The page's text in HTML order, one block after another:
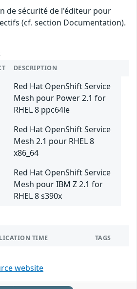
de sécurité de l'éditeur pour
(cf. section Documentation).
DESCRIPTION
Red Hat OpenShift Service
Mesh pour Power 2.1 for
RHEL 8 ppc64le
Red Hat OpenShift Service
Mesh 2.1 pour RHEL 8
x86_64
Red Hat OpenShift Service
Mesh pour IBM Z 2.1 for
RHEL 8 s390x
TIME TAGS
website